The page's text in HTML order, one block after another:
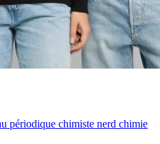
périodique chimiste nerd chimie